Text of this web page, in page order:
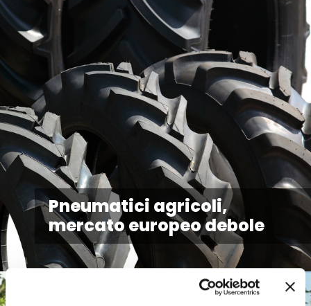
Pneumatici agricoli,
mercato europeo debole